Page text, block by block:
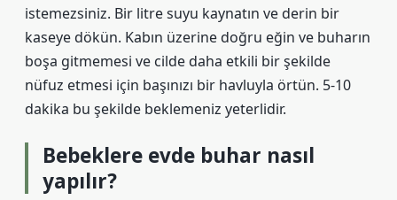
istemezsiniz. Bir litre suyu kaynatın ve derin bir
kaseye dökün. Kabın üzerine doğru eğin ve buharın
boşa gitmemesi ve cilde daha etkili bir şekilde
nüfuz etmesi için başınızı bir havluyla örtün. 5-10
dakika bu şekilde beklemeniz yeterlidir.
Bebeklere evde buhar nasıl
yapılır?